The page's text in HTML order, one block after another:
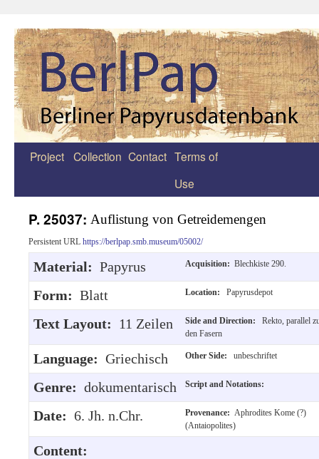
Zum
Project Collection Contact Terms of
Use
P. 25037: Auflistung von Getreidemengen
Persistent URL https://berlpap.smb.museum/05002/
Material: Papyrus Acquisition: Blechkiste 290.
Form: Blatt Location: Papyrusdepot
Text Layout: 11 Zeilen Side and Direction:
Rekto, parallel
den Fasern
Language: Griechisch Other Side: unbeschriftet
Genre: dokumentarisch Script and Notations:
Date: 6. Jh. n.Chr. Provenance: Aphrodites Kome (?)
(Antaiopolites)
Content: